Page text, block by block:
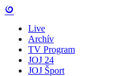
Live
Archív
TV Program
JOJ 24
JOJ Šport